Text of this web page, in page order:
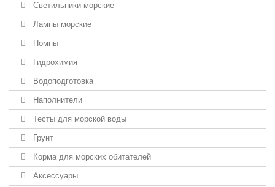
Светильники морские
Лампы морские
Помпы
Гидрохимия
Водоподготовка
Наполнители
Тесты для морской воды
Грунт
Корма для морских обитателей
Аксессуары